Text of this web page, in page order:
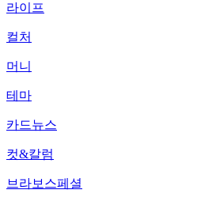
라이프
컬처
머니
테마
카드뉴스
컷&칼럼
브라보스페셜